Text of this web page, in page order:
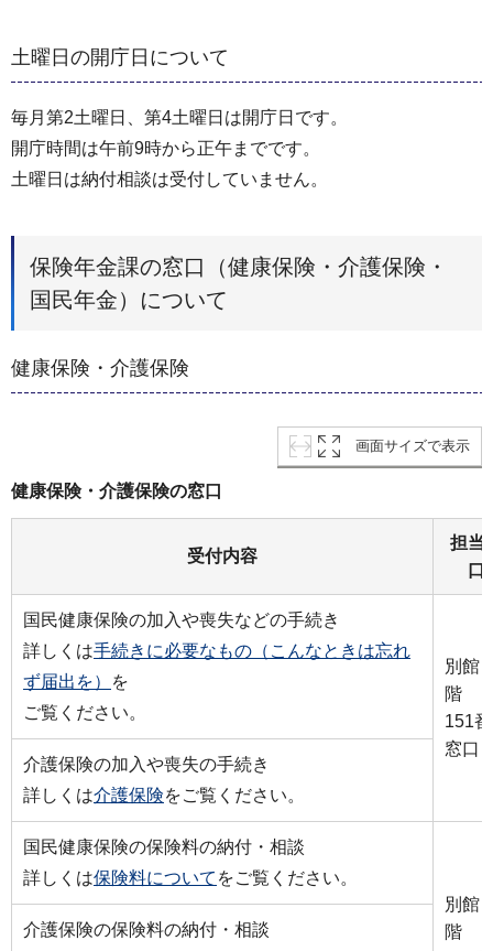
土曜日の開庁日について
毎月第2土曜日、第4土曜日は開庁日です。
開庁時間は午前9時から正午までです。
土曜日は納付相談は受付していません。
保険年金課の窓口（健康保険・介護保険・
国民年金）について
健康保険・介護保険
画面サイズで表示
健康保険・介護保険の窓口
受付内容
担当
口
国民健康保険の加入や喪失などの手続き
詳しくは手続きに必要なもの（こんなときは忘れ
ず届出を）
を
ご覧ください。
別館
階
151番
窓口
介護保険の加入や喪失の手続き
詳しくは介護保険をご覧ください。
国民健康保険の保険料の納付・相談
詳しくは保険料について をご覧ください。
別館
階
介護保険の保険料の納付・相談